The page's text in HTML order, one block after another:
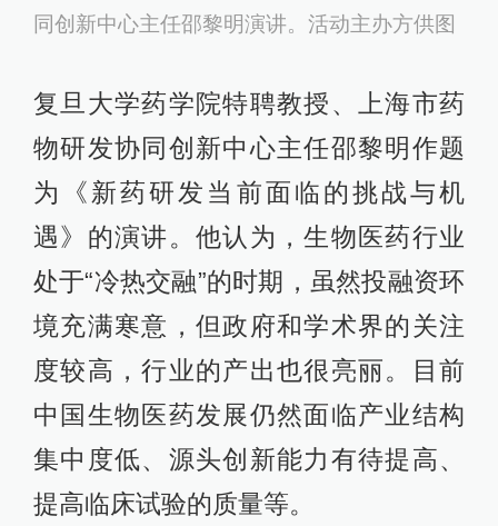
同创新中心主任邵黎明演讲。活动主办方供图
复旦大学药学院特聘教授、上海市药
物研发协同创新中心主任邵黎明作题
为《新药研发当前面临的挑战与机
遇》的演讲。他认为，生物医药行业
处于“冷热交融”的时期，虽然投融资环
境充满寒意，但政府和学术界的关注
度较高，行业的产出也很亮丽。目前
中国生物医药发展仍然面临产业结构
集中度低、源头创新能力有待提高、
提高临床试验的质量等。